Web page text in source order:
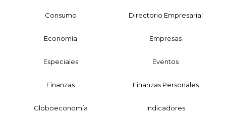
Consumo Directorio Empresarial
Economía Empresas
Especiales Eventos
Finanzas Finanzas Personales
Globoeconomía Indicadores